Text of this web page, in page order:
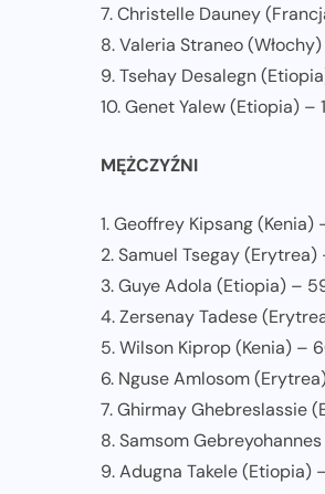
7. Christelle Dauney
8. Valeria Straneo
9. Tsehay Desalegn
10. Genet Yalew (Etiopia) –
MĘŻCZYŹNI
1. Geoffrey Kipsang (Kenia)
2. Samuel Tsegay
3. Guye Adola (Etiopia) –
4. Zersenay Tadese
5. Wilson Kiprop (Kenia) –
6. Nguse Amlosom
7. Ghirmay Ghebreslassie
8. Samsom
9. Adugna Takele (Etiopia)